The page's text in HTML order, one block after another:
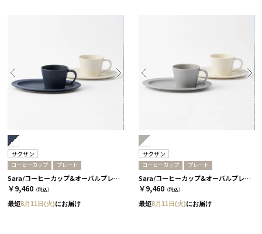
サクザン
コーヒーカップ プレート
Sara/コーヒーカップ&オーバルプレート 4個セット/ネイビー＆ホワイト［サクザン］
￥9,460 （税込）
最短8月11日(火)にお届け
サクザン
コーヒーカップ プレート
Sara/コーヒーカップ&オーバルプレート 4個セット/グレー＆ホワイト［サクザン］
￥9,460 （税込）
最短8月11日(火)にお届け